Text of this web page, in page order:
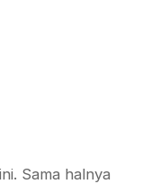
Sama halnya